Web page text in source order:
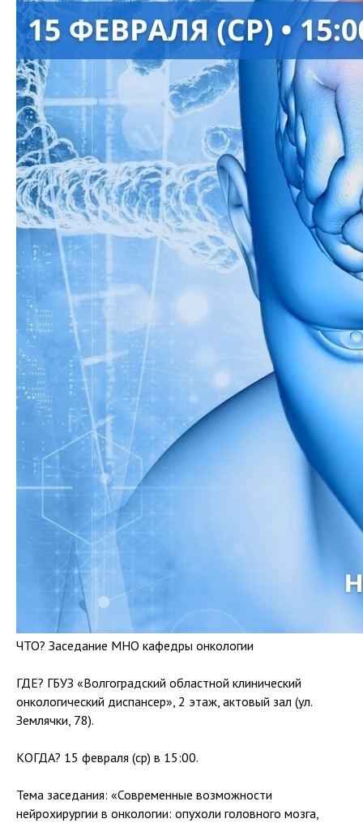
ЧТО? Заседание МНО кафедры онкологии
ГДЕ? ГБУЗ «Волгоградский областной клинический
онкологический диспансер», 2 этаж, актовый зал (ул.
Землячки, 78).
КОГДА? 15 февраля (ср) в 15:00.
Тема заседания: «Современные возможности
нейрохирургии в онкологии: опухоли головного мозга,